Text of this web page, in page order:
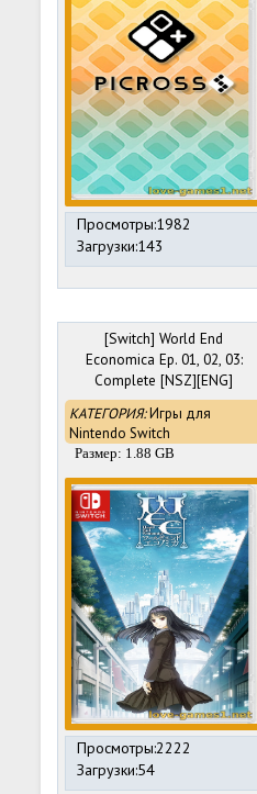
Просмотры:1982
Загрузки:143
[Switch] World End
Economica Ep. 01, 02, 03:
Complete [NSZ][ENG]
КАТЕГОРИЯ:Игры для
Nintendo Switch
Размер: 1.88 GB
Просмотры:2222
Загрузки:54